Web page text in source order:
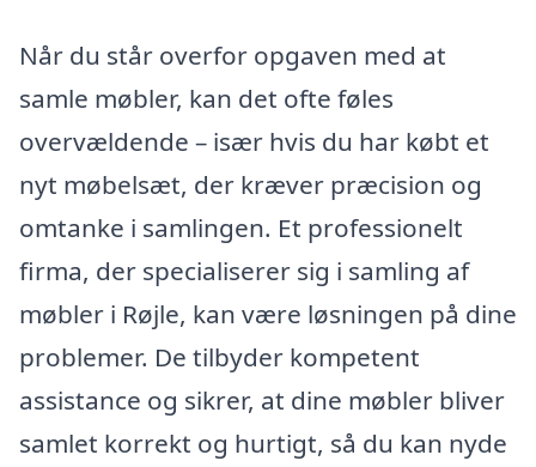
Når du står overfor opgaven med at
samle møbler, kan det ofte føles
overvældende – især hvis du har købt et
nyt møbelsæt, der kræver præcision og
omtanke i samlingen. Et professionelt
firma, der specialiserer sig i samling af
møbler i Røjle, kan være løsningen på dine
problemer. De tilbyder kompetent
assistance og sikrer, at dine møbler bliver
samlet korrekt og hurtigt, så du kan nyde